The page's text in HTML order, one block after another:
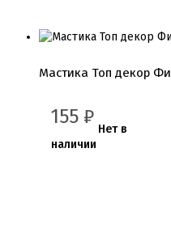
Мастика Топ декор
155 ₽
Нет в
наличии